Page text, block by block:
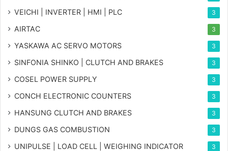
VEICHI | INVERTER | HMI | PLC 3
AIRTAC 3
YASKAWA AC SERVO MOTORS 3
SINFONIA SHINKO | CLUTCH AND BRAKES 3
COSEL POWER SUPPLY 3
CONCH ELECTRONIC COUNTERS 3
HANSUNG CLUTCH AND BRAKES 3
DUNGS GAS COMBUSTION 3
UNIPULSE | LOAD CELL | WEIGHING INDICATOR 3